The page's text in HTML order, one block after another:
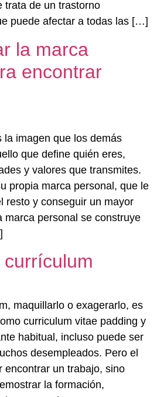
trata de un trastorno
puede afectar a todas las […]
la marca
encontrar
la imagen que los demás
que define quién eres,
y valores que transmites.
propia marca personal, que le
resto y conseguir un mayor
marca personal se construye
maquillarlo o exagerarlo, es
curriculum vitae padding y
habitual, incluso puede ser
desempleados. Pero el
encontrar un trabajo, sino
la formación,